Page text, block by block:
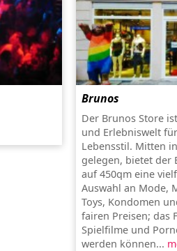
Brunos
Der Brunos Store
und Erlebniswelt
Lebensstil. Mitten
gelegen, bietet der
auf 450qm eine
Auswahl an Mode,
Toys, Kondomen
fairen Preisen; das
Spielfilme und
werden können...